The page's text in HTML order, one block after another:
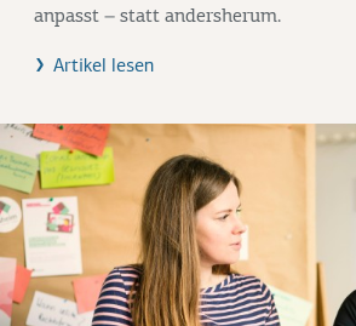
anpasst – statt andersherum.
Artikel lesen